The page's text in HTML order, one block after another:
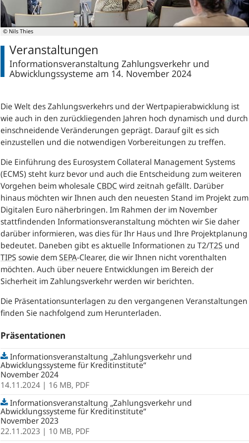
© Nils Thies
Veranstaltungen
Informationsveranstaltung Zahlungsverkehr und
Abwicklungssysteme am 14. November 2024
Die Welt des Zahlungsverkehrs und der Wertpapierabwicklung ist
wie auch in den zurückliegenden Jahren hoch dynamisch und durch
einschneidende Veränderungen geprägt. Darauf gilt es sich
einzustellen und die notwendigen Vorbereitungen zu treffen.
Die Einführung des Eurosystem Collateral Management Systems
(ECMS) steht kurz bevor und auch die Entscheidung zum weiteren
Vorgehen beim wholesale CBDCwird zeitnah gefällt. Darüber
hinaus möchten wir Ihnen auch den neuesten Stand im Projekt zum
Digitalen Euro näherbringen. Im Rahmen der im November
stattfindenden Informationsveranstaltung möchten wir Sie daher
darüber informieren, was dies für Ihr Haus und Ihre Projektplanung
bedeutet. Daneben gibt es aktuelle Informationen zu T2/T2S und
TIPS sowie demSEPA-Clearer, die wir Ihnen nicht vorenthalten
möchten. Auch über neuere Entwicklungen im Bereich der
Sicherheit im Zahlungsverkehr werden wir berichten.
Die Präsentationsunterlagen zu den vergangenen Veranstaltungen
finden Sie nachfolgend zum Herunterladen.
Präsentationen
Informationsveranstaltung „Zahlungsverkehr und
Abwicklungssysteme für Kreditinstitute“
November 2024
14.11.2024 | 16 MB, PDF
Informationsveranstaltung „Zahlungsverkehr und
Abwicklungssysteme für Kreditinstitute“
November 2023
22.11.2023 | 10 MB, PDF